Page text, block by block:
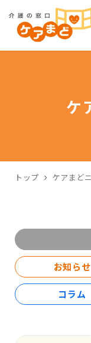
ケ
トップ ケアまど
お知らせ
コラム